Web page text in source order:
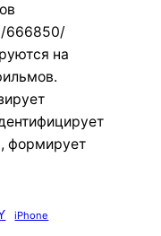
666850/
на
формирует
iPhone